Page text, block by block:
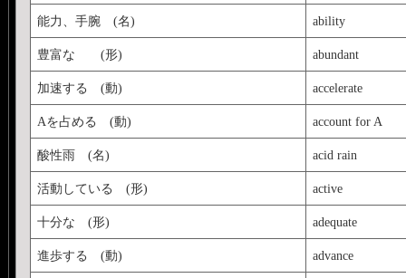
能力、手腕 (名) ability
豊富な (形) abundant
加速する (動) accelerate
Aを占める (動) account for A
酸性雨 (名) acid rain
活動している (形) active
十分な (形) adequate
進歩する (動) advance